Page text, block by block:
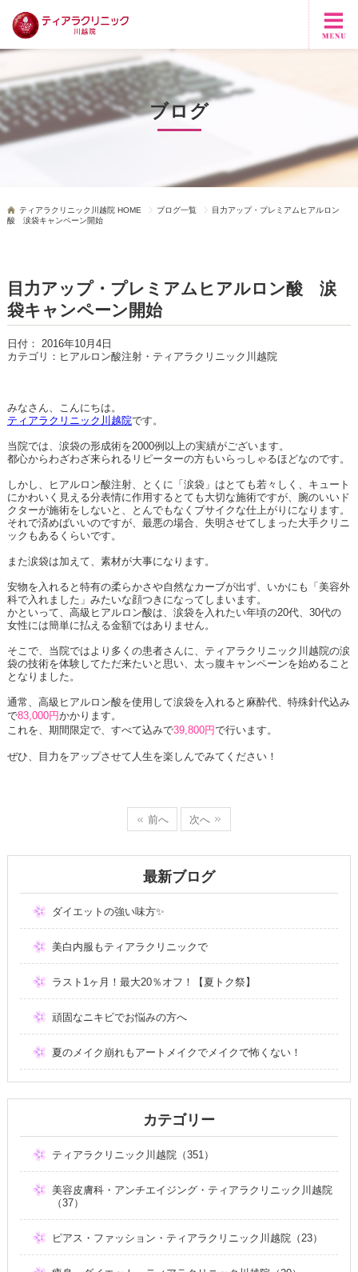
ブログ
ティアラクリニック川越院 HOME ブログ一覧
目力アップ・プレミアムヒアルロン
酸 涙袋キャンペーン開始
目力アップ・プレミアムヒアルロン酸 涙
袋キャンペーン開始
日付： 2016年10月4日
カテゴリ： ヒアルロン酸注射・ティアラクリニック川越院
みなさん、こんにちは。
ティアラクリニック川越院です。
当院では、涙袋の形成術を2000例以上の実績がございます。
都心からわざわざ来られるリピーターの方もいらっしゃるほどなのです。
しかし、ヒアルロン酸注射、とくに「涙袋」はとても若々しく、キュート
にかわいく見える分表情に作用するとても大切な施術ですが、腕のいいド
クターが施術をしないと、とんでもなくブサイクな仕上がりになります。
それで済めばいいのですが、最悪の場合、失明させてしまった大手クリニ
ックもあるくらいです。
また涙袋は加えて、素材が大事になります。
安物を入れると特有の柔らかさや自然なカーブが出ず、いかにも「美容外
科で入れました」みたいな顔つきになってしまいます。
かといって、高級ヒアルロン酸は、涙袋を入れたい年頃の20代、30代の
女性には簡単に払える金額ではありません。
そこで、当院ではより多くの患者さんに、ティアラクリニック川越院の涙
袋の技術を体験してただ来たいと思い、太っ腹キャンペーンを始めること
となりました。
通常、高級ヒアルロン酸を使用して涙袋を入れると麻酔代、特殊針代込み
で83,000円かかります。
これを、期間限定で、すべて込みで39,800円で行います。
ぜひ、目力をアップさせて人生を楽しんでみてください！
前へ 次へ
最新ブログ
ダイエットの強い味方✨
美白内服もティアラクリニックで
ラスト1ヶ月！最大20％オフ！【夏トク祭】
頑固なニキビでお悩みの方へ
夏のメイク崩れもアートメイクでメイクで怖くない！
カテゴリー
ティアラクリニック川越院（351）
美容皮膚科・アンチエイジング・ティアラクリニック川越院
（37）
ピアス・ファッション・ティアラクリニック川越院（23）